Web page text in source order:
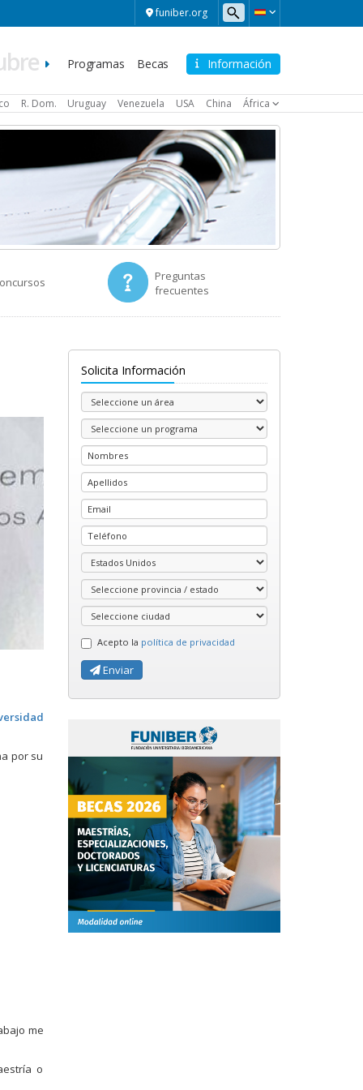
funiber.org
Información
Navegación
Programas Becas
R. Dom. Uruguay Venezuela USA China África
Preguntas
frecuentes
por su
me
o
Solicita Información
Acepto la política de privacidad
Enviar